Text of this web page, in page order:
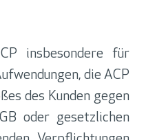
insbesondere für
die ACP
des Kunden gegen
oder gesetzlichen